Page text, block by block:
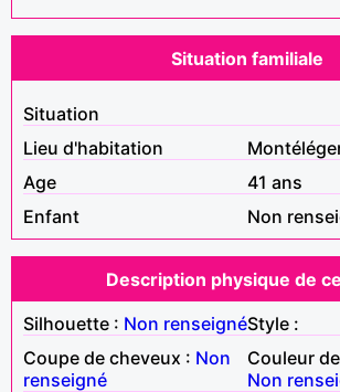
Situation familiale
Situation
Lieu d'habitation
Age
41 ans
Enfant
Non
Description physique de
Silhouette : Non renseignéStyle :
Coupe de cheveux : Non
renseigné
Couleur
Non